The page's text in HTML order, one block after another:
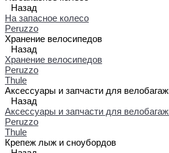
Назад
На запасное колесо
Peruzzo
Хранение велосипедов
Назад
Хранение велосипедов
Peruzzo
Thule
Аксессуары и запчасти для
Назад
Аксессуары и запчасти для
Peruzzo
Thule
Крепеж лыж и сноубордов